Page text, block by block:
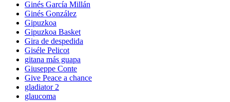
Ginés García Millán
Ginés González
Gipuzkoa
Gipuzkoa Basket
Gira de despedida
Giséle Pelicot
gitana más guapa
Giuseppe Conte
Give Peace a chance
gladiator 2
glaucoma